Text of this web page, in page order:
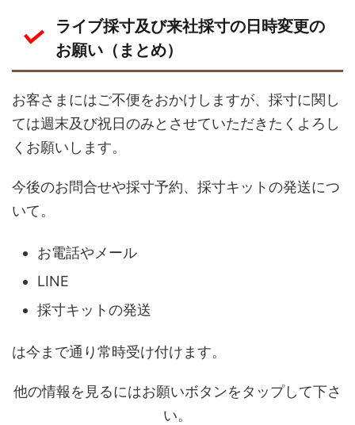
ライブ採寸及び来社採寸の日時変更の
お願い（まとめ）
お客さまにはご不便をおかけしますが、採寸に関し
ては週末及び祝日のみとさせていただきたくよろし
くお願いします。
今後のお問合せや採寸予約、採寸キットの発送につ
いて。
お電話やメール
LINE
採寸キットの発送
は今まで通り常時受け付けます。
他の情報を見るにはお願いボタンをタップして下さ
い。